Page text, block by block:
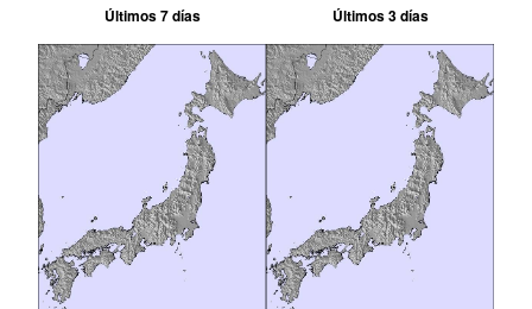
Últimos 7 días Últimos 3 días